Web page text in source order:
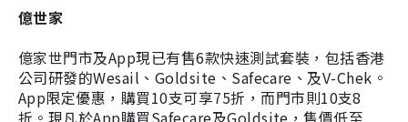
億世家
億家世門市及App現已有售6款快速測試套裝，包括香港
公司研發的Wesail、Goldsite、Safecare、及V-Chek。
App限定優惠，購買10支可享75折，而門市則10支8
折。現凡於App購買Safecare及Goldsite，售價低至